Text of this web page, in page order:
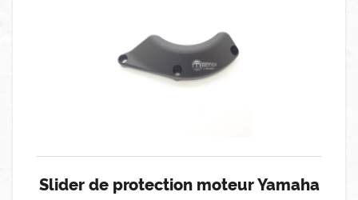
Slider de protection moteur Yamaha